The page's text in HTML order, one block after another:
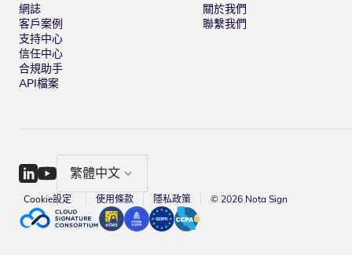
網誌
客戶案例
支持中心
信任中心
合規助手
API檔案
關於我們
聯繫我們
繁體中文
Cookie設定 使用條款 隱私政策 © 2026 Nota Sign